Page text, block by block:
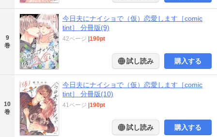
9
巻
今日夫にナイショで（仮）恋愛します［comic
tint］ 分冊版(9)
42ページ |190pt
試し読み 購入する
10
巻
今日夫にナイショで（仮）恋愛します［comic
tint］ 分冊版(10)
41ページ |190pt
試し読み 購入する